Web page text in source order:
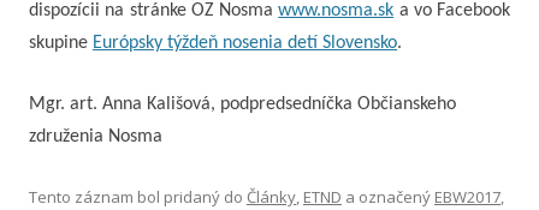
dispozícii na stránke OZ Nosmawww.nosma.sk a vo Facebook
skupine Európsky týždeň nosenia detí Slovensko.
Mgr. art. Anna Kališová, podpredsedníčka Občianskeho
združenia Nosma
Tento záznam bol pridaný do Články, ETND a označený EBW2017,